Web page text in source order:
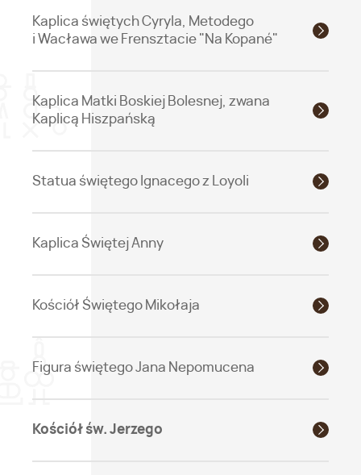
Kaplica świętych Cyryla, Metodego
i Wacława we Frensztacie "Na Kopané"
Kaplica Matki Boskiej Bolesnej, zwana
Kaplicą Hiszpańską
Statua świętego Ignacego z Loyoli
Kaplica Świętej Anny
Kościół Świętego Mikołaja
Figura świętego Jana Nepomucena
Kościół św. Jerzego